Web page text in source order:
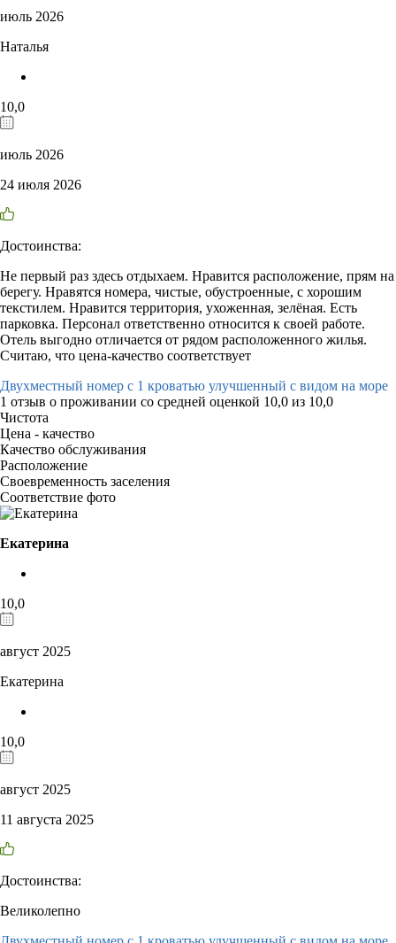
июль 2026
Наталья
10,0
июль 2026
24 июля 2026
Достоинства:
Не первый раз здесь отдыхаем. Нравится расположение, прям на
берегу. Нравятся номера, чистые, обустроенные, с хорошим
текстилем. Нравится территория, ухоженная, зелёная. Есть
парковка. Персонал ответственно относится к своей работе.
Отель выгодно отличается от рядом расположенного жилья.
Считаю, что цена-качество соответствует
Двухместный номер с 1 кроватью улучшенный с видом на море
1 отзыв о проживании со средней оценкой 10,0 из 10,0
Чистота
Цена - качество
Качество обслуживания
Расположение
Своевременность заселения
Соответствие фото
Екатерина
10,0
август 2025
Екатерина
10,0
август 2025
11 августа 2025
Достоинства:
Великолепно